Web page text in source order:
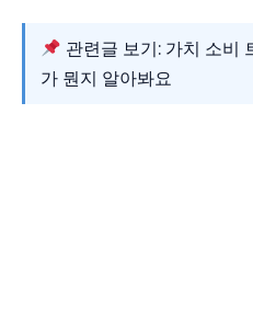
관련글 보기: 가치 소비
가 뭔지 알아봐요